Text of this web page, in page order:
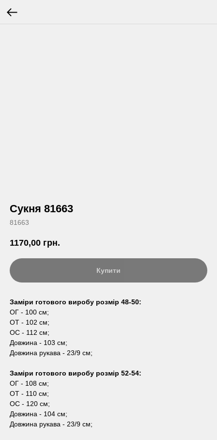
Сукня 81663
81663
1170,00 грн.
Купити
Заміри готового виробу розмір 48-50:
ОГ - 100 см;
ОТ - 102 см;
ОС - 112 см;
Довжина - 103 см;
Довжина рукава - 23/9 см;
Заміри готового виробу розмір 52-54:
ОГ - 108 см;
ОТ - 110 см;
ОС - 120 см;
Довжина - 104 см;
Довжина рукава - 23/9 см;